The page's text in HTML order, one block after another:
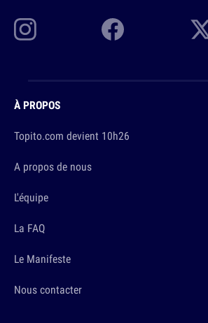
À PROPOS
Topito.com devient 10h26
A propos de nous
L'équipe
La FAQ
Le Manifeste
Nous contacter